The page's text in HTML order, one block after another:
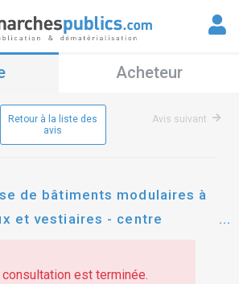
Acheteur
Retour à la liste des
avis
Avis suivant
de bâtiments modulaires à
et vestiaires - centre
verts
est terminée.